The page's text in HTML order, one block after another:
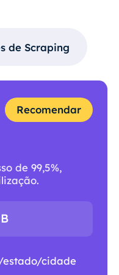
de Scraping
Recomendar
de 99,5%,
estado/cidade